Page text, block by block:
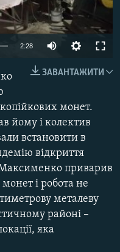
2:28
480p
1080p
ЗАВАНТАЖИТИ
монет.
йому і колектив
встановити в
відкриття
Максименко приварив
і робота не
металеву
районі –
яка